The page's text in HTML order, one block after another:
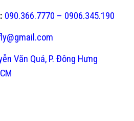
090.366.7770 – 0906.345.190
Văn Quá, P. Đông Hưng